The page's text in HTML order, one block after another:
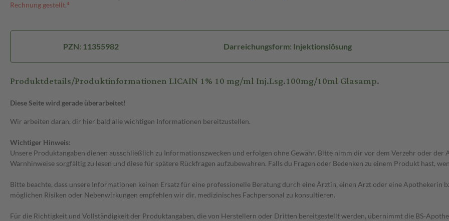
Rechnung gestellt.⁴
PZN: 11355982 Darreichungsform: Injektionslösung
Produktdetails/Produktinformationen LICAIN 1% 10 mg/ml Inj.Lsg.100mg/10ml Glasamp.
Diese Seite wird gerade überarbeitet!
Wir arbeiten daran, dir hier bald alle wichtigen Informationen bereitzustellen.
Wichtiger Hinweis:
Unsere Produktangaben dienen ausschließlich zu Informationszwecken und erfolgen ohne Gewähr. Bitte nimm dir vor dem Verzehr oder
Warnhinweise sorgfältig zu lesen und diese für spätere Rückfragen aufzubewahren. Falls du Fragen oder Bedenken zu einem Produkt hast,
Bitte beachte, dass unsere Informationen keinen Ersatz für eine professionelle Beratung durch eine Ärztin, einen Arzt oder eine Apothekerin
möglichen Risiken oder Nebenwirkungen empfehlen wir dir, medizinisches Fachpersonal zu konsultieren.
Für die Richtigkeit und Vollständigkeit der Produktangaben, die von Herstellern oder Dritten bereitgestellt werden, übernimmt die BS-